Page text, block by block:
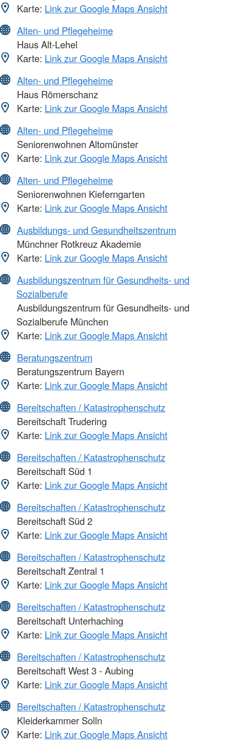
Karte: Link zur Google Maps Ansicht
Alten- und Pflegeheime
Haus Alt-Lehel
Karte: Link zur Google Maps Ansicht
Alten- und Pflegeheime
Haus Römerschanz
Karte: Link zur Google Maps Ansicht
Alten- und Pflegeheime
Seniorenwohnen Altomünster
Karte: Link zur Google Maps Ansicht
Alten- und Pflegeheime
Seniorenwohnen Kieferngarten
Karte: Link zur Google Maps Ansicht
Ausbildungs- und Gesundheitszentrum
Münchner Rotkreuz Akademie
Karte: Link zur Google Maps Ansicht
Ausbildungszentrum für Gesundheits- und
Sozialberufe
Ausbildungszentrum für Gesundheits- und
Sozialberufe München
Karte: Link zur Google Maps Ansicht
Beratungszentrum
Beratungszentrum Bayern
Karte: Link zur Google Maps Ansicht
Bereitschaften / Katastrophenschutz
Bereitschaft Trudering
Karte: Link zur Google Maps Ansicht
Bereitschaften / Katastrophenschutz
Bereitschaft Süd 1
Karte: Link zur Google Maps Ansicht
Bereitschaften / Katastrophenschutz
Bereitschaft Süd 2
Karte: Link zur Google Maps Ansicht
Bereitschaften / Katastrophenschutz
Bereitschaft Zentral 1
Karte: Link zur Google Maps Ansicht
Bereitschaften / Katastrophenschutz
Bereitschaft Unterhaching
Karte: Link zur Google Maps Ansicht
Bereitschaften / Katastrophenschutz
Bereitschaft West 3 - Aubing
Karte: Link zur Google Maps Ansicht
Bereitschaften / Katastrophenschutz
Kleiderkammer Solln
Karte: Link zur Google Maps Ansicht